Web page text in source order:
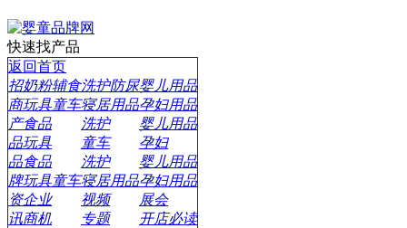
快速找产品
返回首页
招
商
奶粉辅食洗护防尿婴儿用品
玩具童车寝居用品孕妇用品
产
品
食品 洗护
婴儿用品
玩具
童车
孕妇
品
牌
食品 洗护
婴儿用品
玩具童车寝居用品孕妇用品
资
讯
企业 视频
展会
商机
专题
开店必读